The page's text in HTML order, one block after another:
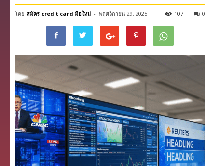
โดย สมัคร credit card มือใหม่ - พฤศจิกายน 29, 2025 0
107